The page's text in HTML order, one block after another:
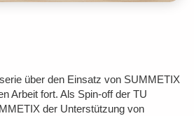
über den Einsatz von SUMMETIX
Arbeit fort. Als Spin-off der TU
der Unterstützung von